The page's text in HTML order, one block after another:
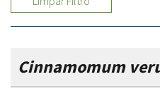
Cinnamomum